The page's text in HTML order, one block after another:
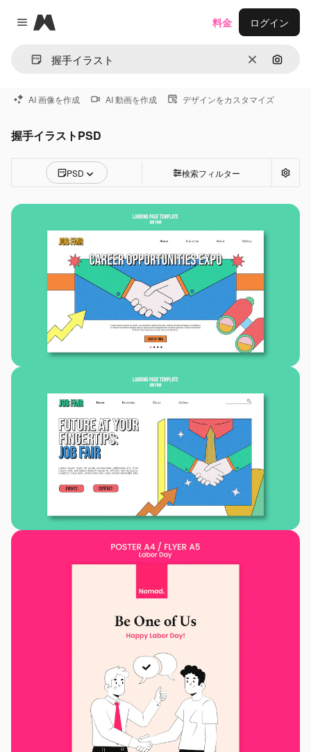
Close menu
Magnific
消去 画像で
料金 ログイン
AI 画像を作成 AI 動画を作成 デザインをカスタマイズ
握手イラストPSD
PSD 検索フィルター